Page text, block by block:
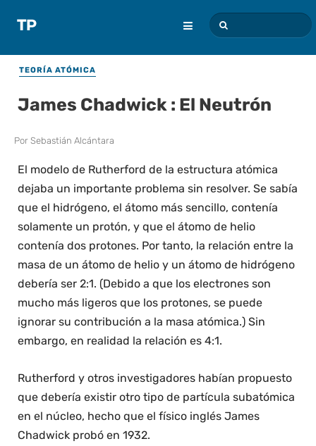
TEORÍA ATÓMICA
James Chadwick : El Neutrón
Por Sebastián Alcántara
El modelo de Rutherford de la estructura atómica
dejaba un importante problema sin resolver. Se sabía
que el hidrógeno, el átomo más sencillo, contenía
solamente un protón, y que el átomo de helio
contenía dos protones. Por tanto, la relación entre la
masa de un átomo de helio y un átomo de hidrógeno
debería ser 2:1. (Debido a que los electrones son
mucho más ligeros que los protones, se puede
ignorar su contribución a la masa atómica.) Sin
embargo, en realidad la relación es 4:1.
Rutherford y otros investigadores habían propuesto
que debería existir otro tipo de partícula subatómica
en el núcleo, hecho que el físico inglés James
Chadwick probó en 1932.